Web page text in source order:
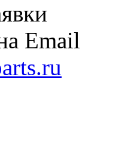
Email